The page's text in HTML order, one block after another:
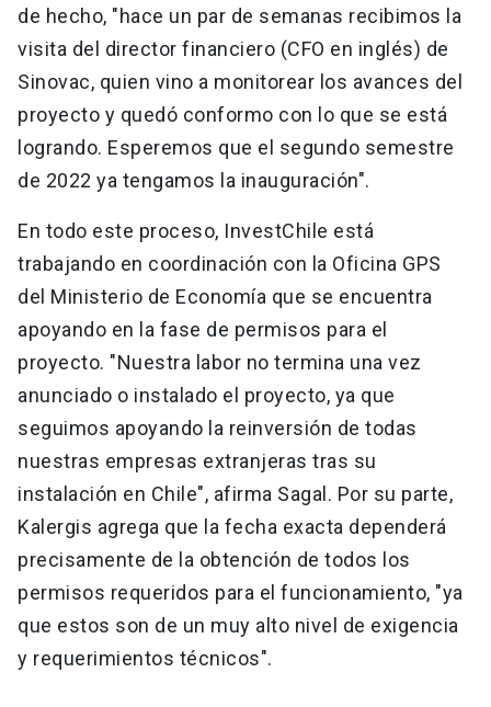
de hecho, "hace un par de semanas recibimos la
visita del director financiero (CFO en inglés) de
Sinovac, quien vino a monitorear los avances del
proyecto y quedó conformo con lo que se está
logrando. Esperemos que el segundo semestre
de 2022 ya tengamos la inauguración".
En todo este proceso, InvestChile está
trabajando en coordinación con la Oficina GPS
del Ministerio de Economía que se encuentra
apoyando en la fase de permisos para el
proyecto. "Nuestra labor no termina una vez
anunciado o instalado el proyecto, ya que
seguimos apoyando la reinversión de todas
nuestras empresas extranjeras tras su
instalación en Chile", afirma Sagal. Por su parte,
Kalergis agrega que la fecha exacta dependerá
precisamente de la obtención de todos los
permisos requeridos para el funcionamiento, "ya
que estos son de un muy alto nivel de exigencia
y requerimientos técnicos".